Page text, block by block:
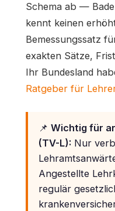
Schema ab —
kennt keinen
Bemessungssatz
exakten Sätze,
Ihr Bundesland
Ratgeber für
📌 Wichtig für
(TV-L): Nur
Angestellte
regulär